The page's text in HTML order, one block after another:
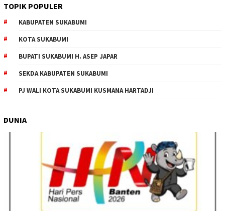
TOPIK POPULER
KABUPATEN SUKABUMI
KOTA SUKABUMI
BUPATI SUKABUMI H. ASEP JAPAR
SEKDA KABUPATEN SUKABUMI
PJ WALI KOTA SUKABUMI KUSMANA HARTADJI
DUNIA